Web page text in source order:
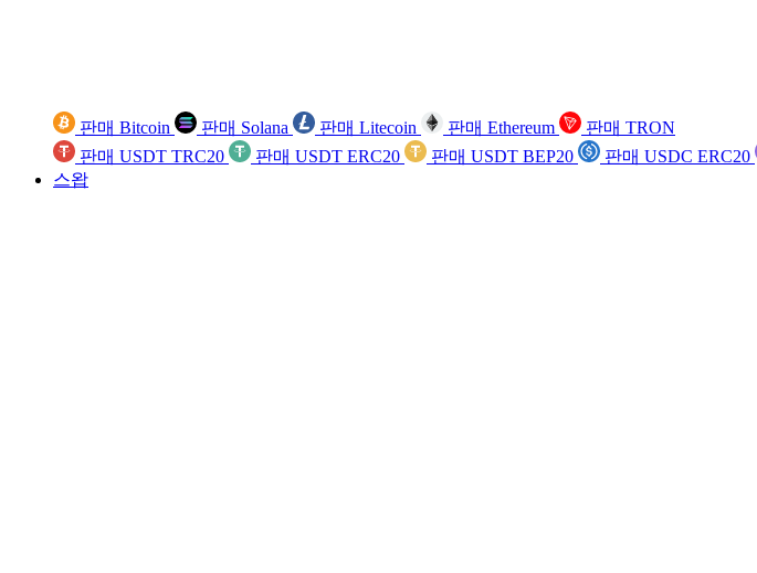
판매 Bitcoin 판매 Solana 판매 Litecoin 판매 Ethereum
판매 TRON
판매 USDT TRC20
판매 USDT ERC20 판매 USDT BEP20 판매 USDC ERC20
스왑